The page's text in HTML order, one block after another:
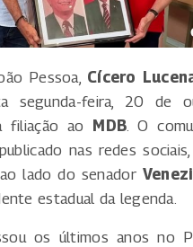
Pessoa, Cícero
segunda-feira, 20 de
filiação ao MDB . O
nas redes
lado do senador
estadual da legenda.
os últimos anos no